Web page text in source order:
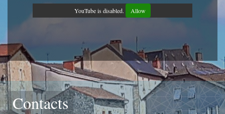
YouTube is disabled. Allow
Contacts